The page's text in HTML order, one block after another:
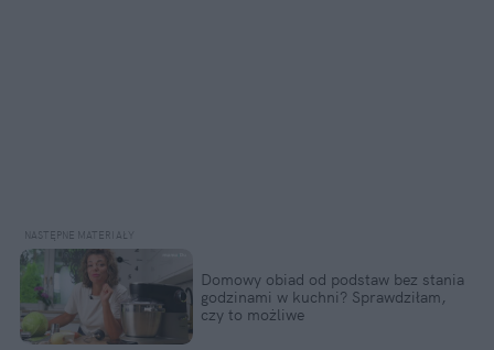
Domowy obiad od podstaw bez stania
godzinami w kuchni? Sprawdziłam,
czy to możliwe